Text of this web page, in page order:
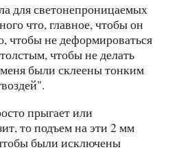
для светонепроницаемых
что, главное, чтобы он
чтобы не деформироваться
чтобы не делать
были склеены тонким
прыгает или
то подъем на эти 2 мм
были исключены